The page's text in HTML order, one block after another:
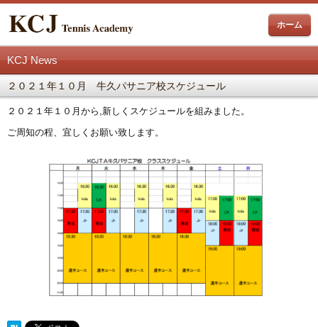
ホーム
KCJ News
２０２１年１０月 牛久パサニア校スケジュール
２０２１年１０月から,新しくスケジュールを組みました。
ご周知の程、宜しくお願い致します。